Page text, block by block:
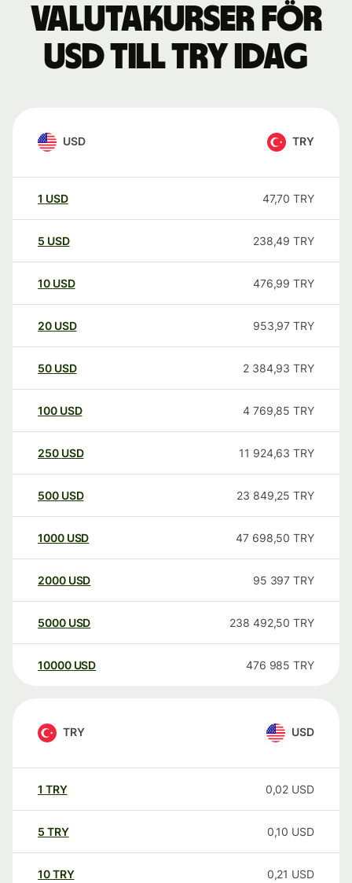
Valutakurser för
USD till TRY idag
USD TRY
1 USD 47,70 TRY
5 USD 238,49 TRY
10 USD 476,99 TRY
20 USD 953,97 TRY
50 USD 2 384,93 TRY
100 USD 4 769,85 TRY
250 USD 11 924,63 TRY
500 USD 23 849,25 TRY
1000 USD 47 698,50 TRY
2000 USD 95 397 TRY
5000 USD 238 492,50 TRY
10000 USD 476 985 TRY
TRY USD
1 TRY 0,02 USD
5 TRY 0,10 USD
10TRY 0,21 USD